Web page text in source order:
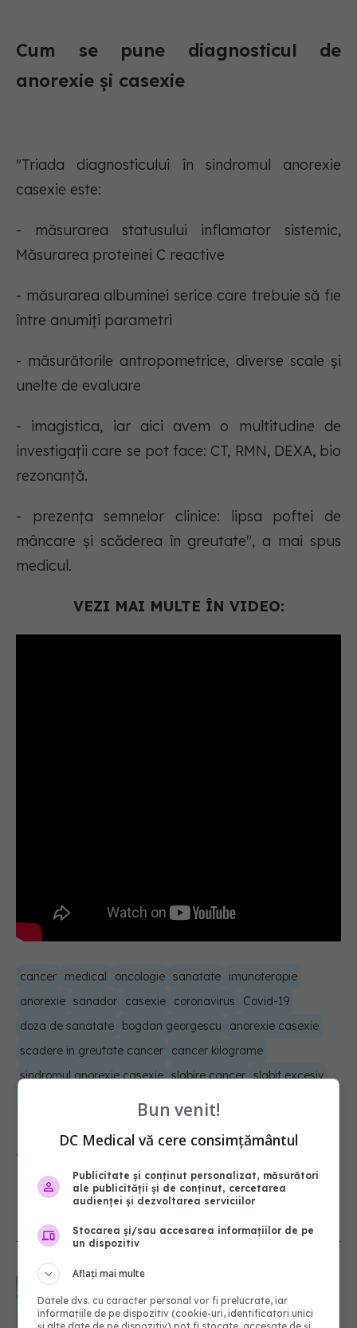
Cum se pune diagnosticul de
anorexie și casexie
"Triada diagnosticului în sindromul anorexie
casexie este:
- măsurarea statusului inflamator sistemic,
Măsurarea proteinei C reactive
- măsurarea albuminei serice care trebuie să fie
între anumiți parametri
- măsurătorile antropometrice, diverse scale și
unelte de evaluare
- imagistica, iar aici avem o multitudine de
investigații care se pot face: CT, RMN, DEXA, bio
rezonanță.
- prezența semnelor clinice: lipsa poftei de
mâncare și scăderea în greutate", a mai spus
medicul.
VEZI MAI MULTE ÎN VIDEO:
cancer medical oncologie sanatate
imunoterapie
anorexie sanador casexie coronavirus
Covid-19
doza de sanatate
bogdan georgescu
anorexie casexie
scadere in greutate cancer
cancer kilograme
sindromul anorexie casexie slabire cancer slabit excesiv
am slabit dintr-o data
Urmărește-ne și pe Google News -
abonează‑te!
NOUTĂȚI
putea primi salarii mai mari.
Sindicatele cer schimbarea legii
Bun venit!
DC Medical vă cere consimțământul
Publicitate și conținut personalizat, măsurători
ale publicității și de conținut, cercetarea
audienței și dezvoltarea serviciilor
Stocarea și/sau accesarea informațiilor de pe
un dispozitiv
Aflați mai multe
Datele dvs. cu caracter personal vor fi prelucrate, iar
informațiile de pe dispozitiv (cookie-uri, identificatori unici